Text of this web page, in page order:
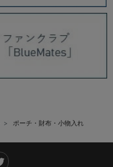
ポーチ・財布・小物入れ